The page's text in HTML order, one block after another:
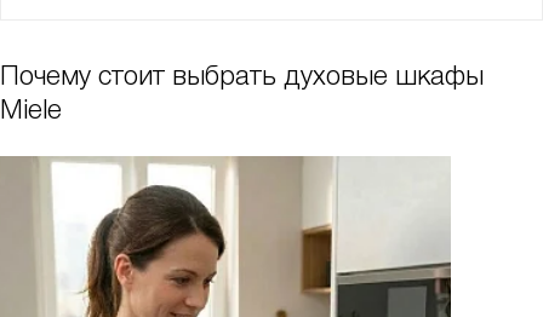
Почему стоит выбрать духовые шкафы
Miele